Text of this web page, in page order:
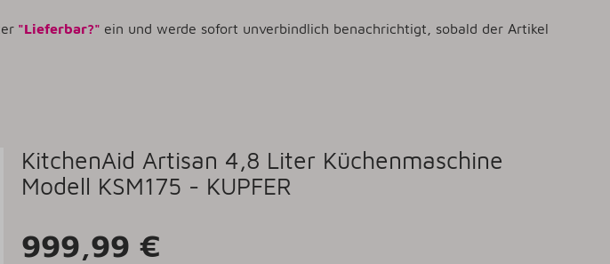
"Lieferbar?" ein und werde sofort unverbindlich benachrichtigt, sobald der Artikel
KitchenAid Artisan 4,8 Liter Küchenmaschine
Modell KSM175 - KUPFER
999,99 €